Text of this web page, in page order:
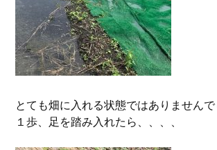
とても畑に入れる状態ではありませんで
１歩、足を踏み入れたら、、、、